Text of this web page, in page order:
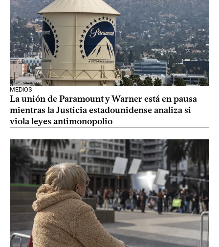
MEDIOS
La unión de Paramount y Warner está en pausa
mientras la Justicia estadounidense analiza si
viola leyes antimonopolio